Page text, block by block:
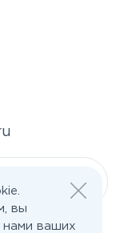
вы
нами ваших